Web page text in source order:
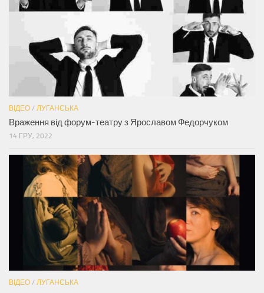
ВІДЕО / ЛУГАНСЬКА
Враження від форум-театру з Ярославом Федорчуком
14 ГРУ, 2022
ВІДЕО / ЛУГАНСЬКА